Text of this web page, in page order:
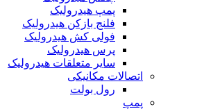
پمپ هیدرولیک
فلنج بازکن هیدرولیک
فولی کش هیدرولیک
پرس هیدرولیک
سایر متعلقات هیدرولیک
اتصالات مکانیکی
رول بولت
پمپ